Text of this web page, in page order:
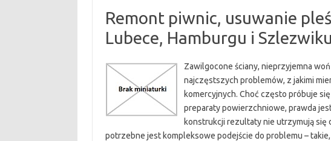
Remont piwnic, usuwanie
Lubece, Hamburgu i
Zawilgocone ściany, nieprzyjemna
najczęstszych problemów, z jakimi
komercyjnych. Choć często próbuje
preparaty powierzchniowe, prawda
konstrukcji rezultaty nie utrzymują się
potrzebne jest kompleksowe podejście do problemu –